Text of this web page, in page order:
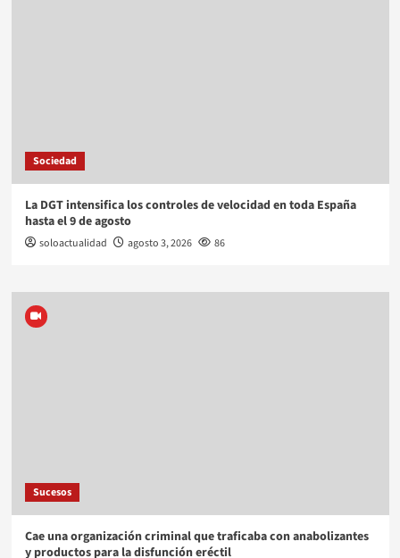
Sociedad
La DGT intensifica los controles de velocidad en toda España
hasta el 9 de agosto
soloactualidad agosto 3, 2026 86
Sucesos
Cae una organización criminal que traficaba con anabolizantes
y productos para la disfunción eréctil